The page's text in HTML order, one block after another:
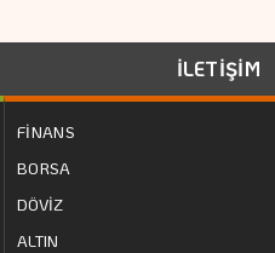
İLETİŞİM
FİNANS
BORSA
DÖVİZ
ALTIN